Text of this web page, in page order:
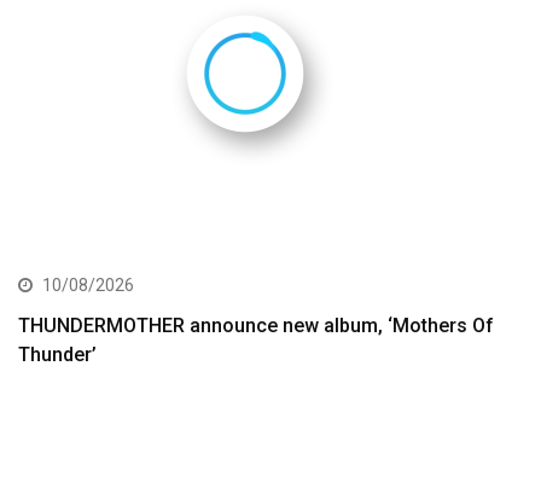
10/08/2026
THUNDERMOTHER announce new album, ‘Mothers Of
Thunder’